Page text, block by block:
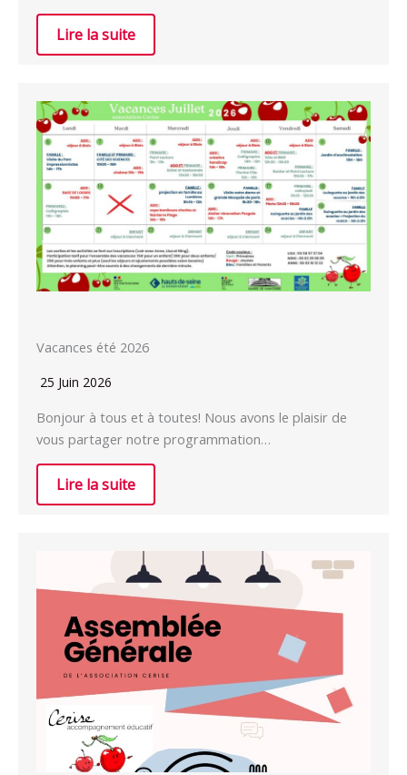
Lire la suite
Vacances été 2026
25 Juin 2026
Bonjour à tous et à toutes! Nous avons le plaisir de
vous partager notre programmation…
Lire la suite